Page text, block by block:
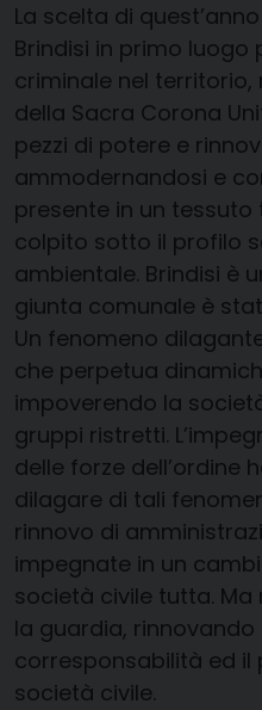
La scelta di quest’anno
Brindisi in primo luogo
criminale nel
della Sacra Corona
pezzi di potere e
ammodernandosi e
presente in un
colpito sotto il profilo
ambientale. Brindisi è
giunta comunale è
Un fenomeno
che perpetua
impoverendo la
gruppi ristretti.
delle forze dell’ordine
dilagare di tali
rinnovo di
impegnate in un
società civile tutta.
la guardia, rinnovando
corresponsabilità ed
società civile.